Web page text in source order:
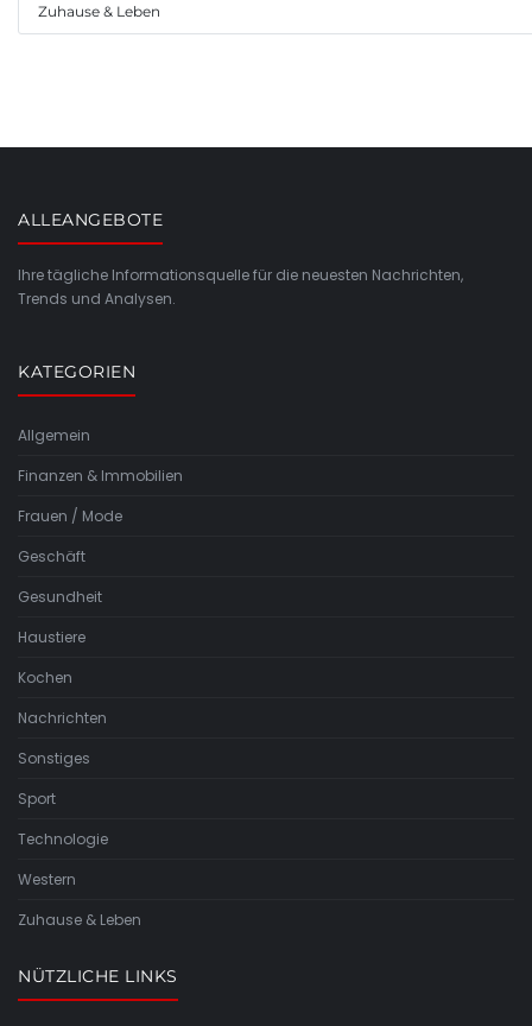
Zuhause & Leben
ALLEANGEBOTE
Ihre tägliche Informationsquelle für die neuesten Nachrichten,
Trends und Analysen.
KATEGORIEN
Allgemein
Finanzen & Immobilien
Frauen / Mode
Geschäft
Gesundheit
Haustiere
Kochen
Nachrichten
Sonstiges
Sport
Technologie
Western
Zuhause & Leben
NÜTZLICHE LINKS